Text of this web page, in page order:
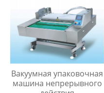
Вакуумная упаковочная
машина непрерывного